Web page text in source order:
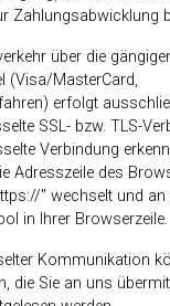
Zahlungsabwicklung
über die
(Visa/MasterCard,
erfolgt
SSL- bzw. TLS-
Verbindung
Adresszeile des
" wechselt und an
in Ihrer Browserzeile.
Kommunikation
die Sie an uns